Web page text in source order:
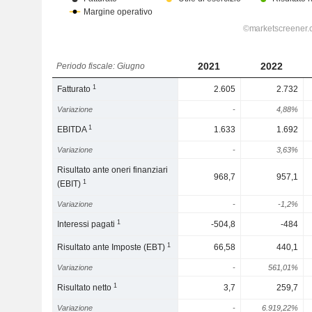
Periodo fiscale: Giugno 2021 2022
Fatturato1 2.605 2.732
Variazione - 4,88%
EBITDA1 1.633 1.692
Variazione - 3,63%
Risultato ante oneri finanziari
(EBIT)1 968,7 957,1
Variazione - -1,2%
Interessi pagati1 -504,8 -484
Risultato ante Imposte (EBT)1 66,58 440,1
Variazione - 561,01%
Risultato netto1 3,7 259,7
Variazione - 6.919,22%